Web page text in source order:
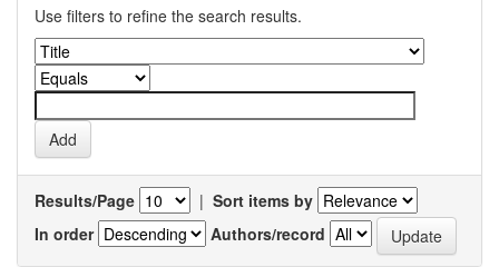
Use filters to refine the search results.
Results/Page | Sort items by
In order
Authors/record